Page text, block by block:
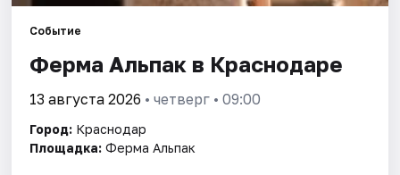
Событие
Ферма Альпак в Краснодаре
13 августа 2026 • четверг • 09:00
Город: Краснодар
Площадка: Ферма Альпак